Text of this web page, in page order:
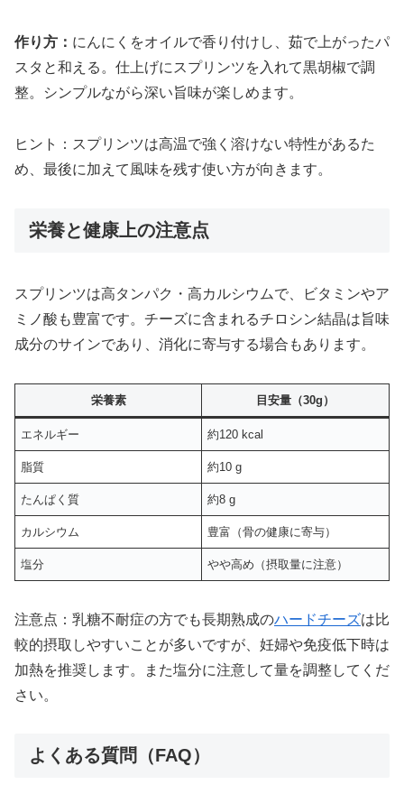
作り方： にんにくをオイルで香り付けし、茹で上がったパ
スタと和える。仕上げにスプリンツを入れて黒胡椒で調
整。シンプルながら深い旨味が楽しめます。
ヒント：スプリンツは高温で強く溶けない特性があるた
め、最後に加えて風味を残す使い方が向きます。
栄養と健康上の注意点
スプリンツは高タンパク・高カルシウムで、ビタミンやア
ミノ酸も豊富です。チーズに含まれるチロシン結晶は旨味
成分のサインであり、消化に寄与する場合もあります。
栄養素 目安量（30g）
エネルギー 約120 kcal
脂質 約10 g
たんぱく質 約8 g
カルシウム 豊富（骨の健康に寄与）
塩分 やや高め（摂取量に注意）
注意点：乳糖不耐症の方でも長期熟成のハードチーズは比
較的摂取しやすいことが多いですが、妊婦や免疫低下時は
加熱を推奨します。また塩分に注意して量を調整してくだ
さい。
よくある質問（FAQ）